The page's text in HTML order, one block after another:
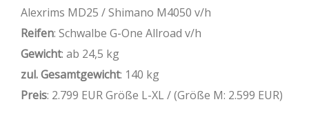
Alexrims MD25 / Shimano M4050 v/h
Reifen: Schwalbe G-One Allroad v/h
Gewicht: ab 24,5 kg
zul. Gesamtgewicht: 140 kg
Preis: 2.799 EUR Größe L-XL / (Größe M: 2.599 EUR)